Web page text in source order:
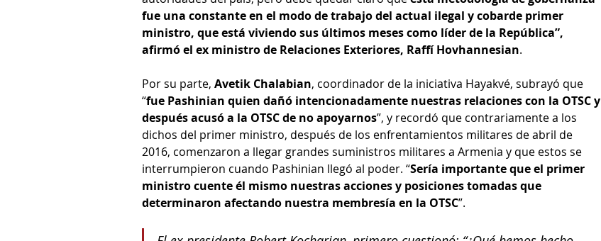
fue una constante en el modo de trabajo del actual ilegal y cobarde primer
ministro, que está viviendo sus últimos meses como líder de la República”,
afirmó el ex ministro de Relaciones Exteriores, Raffí Hovhannesian.
Por su parte, Avetik Chalabian, coordinador de la iniciativa Hayakvé, subrayó que
“fue Pashinian quien dañó intencionadamente nuestras relaciones con la OTSC y
después acusó a la OTSC de no apoyarnos”, y recordó que contrariamente a los
dichos del primer ministro, después de los enfrentamientos militares de abril de
2016, comenzaron a llegar grandes suministros militares a Armenia y que estos se
interrumpieron cuando Pashinian llegó al poder. “Sería importante que el primer
ministro cuente él mismo nuestras acciones y posiciones tomadas que
determinaron afectando nuestra membresía en la OTSC”.